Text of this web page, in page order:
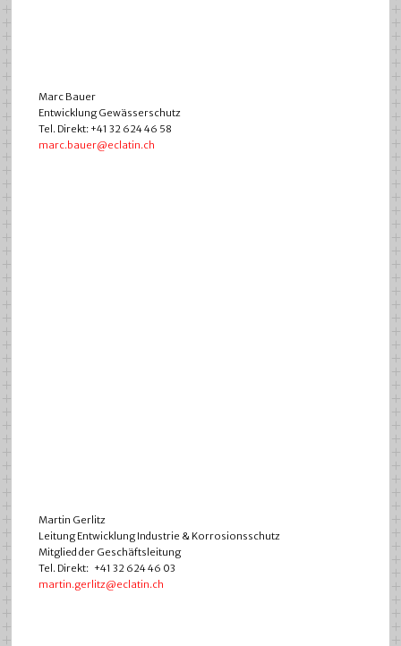
Marc Bauer
Entwicklung Gewässerschutz
Tel. Direkt: +41 32 624 46 58
marc.bauer@eclatin.ch
Martin Gerlitz
Leitung Entwicklung Industrie & Korrosionsschutz
Mitglied der Geschäftsleitung
Tel. Direkt: +41 32 624 46 03
martin.gerlitz@eclatin.ch